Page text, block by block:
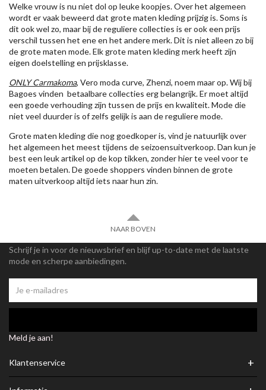
Welke vrouw is nu niet dol op leuke koopjes. Over het algemeen
wordt er vaak beweerd dat grote maten kleding prijzig is. Soms is
dit ook wel zo, maar bij de reguliere collecties is er ook een prijs
verschil tussen het ene en het andere merk. Dit is niet alleen zo bij
de grote maten mode. Elk grote maten kleding merk heeft zijn
eigen doelstelling en prijsklasse.
ONLY Carmakoma, Vero moda curve, Zhenzi, noem maar op. Wij bij
Bagoes vinden betaalbare collecties erg belangrijk. Er moet altijd
een goede verhouding zijn tussen de prijs en kwaliteit. Mode die
niet veel duurder is of zelfs gelijk is aan de reguliere mode.
Grote maten kleding die nog goedkoper is, vind je natuurlijk over
het algemeen het meest tijdens de seizoensuitverkoop. Dan kun je
best een leuk artikel op de kop tikken, zonder hier te veel voor te
moeten betalen. De goede shoppers vinden binnen de grote
maten uitverkoop altijd iets naar hun zin.
NAAR BOVEN
Schrijf je in voor de nieuwsbrief en blijf up-to-date met de laatste
mode en scherpe aanbiedingen.
Meld je aan!
Klantenservice +